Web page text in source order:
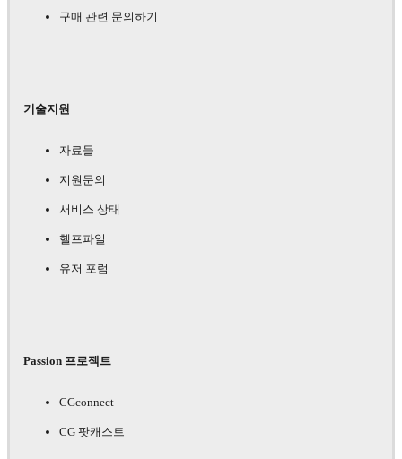
구매 관련 문의하기
기술지원
자료들
지원문의
서비스 상태
헬프파일
유저 포럼
Passion 프로젝트
CGconnect
CG 팟캐스트